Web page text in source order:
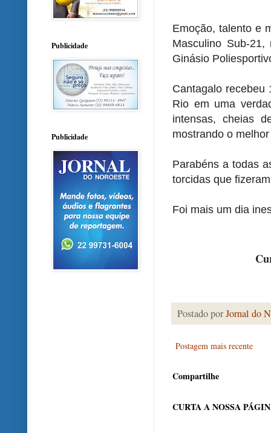
Emoção, talento e
Masculino Sub-
Ginásio
Cantagalo recebeu
Rio em uma
intensas, cheias
mostrando o
Parabéns a todas
torcidas que
Foi mais um dia
Postado porJornal do
Postagem mais recente
Compartilhe
CURTA A NOSSA
Publicidade
Publicidade